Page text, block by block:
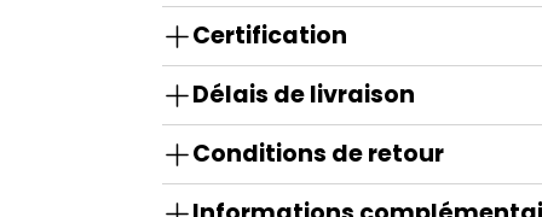
Certification
Délais de livraison
Conditions de retour